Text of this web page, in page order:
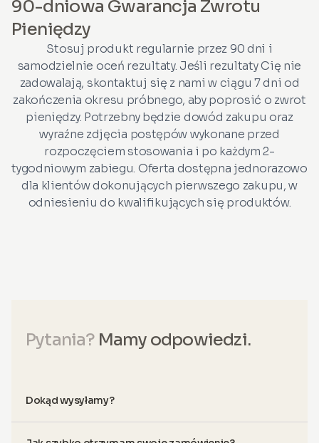
90-dniowa Gwarancja Zwrotu
Pieniędzy
Stosuj produkt regularnie przez 90 dni i
samodzielnie oceń rezultaty. Jeśli rezultaty Cię nie
zadowalają, skontaktuj się z nami w ciągu 7 dni od
zakończenia okresu próbnego, aby poprosić o zwrot
pieniędzy. Potrzebny będzie dowód zakupu oraz
wyraźne zdjęcia postępów wykonane przed
rozpoczęciem stosowania i po każdym 2-
tygodniowym zabiegu. Oferta dostępna jednorazowo
dla klientów dokonujących pierwszego zakupu, w
odniesieniu do kwalifikujących się produktów.
Pytania? Mamy odpowiedzi.
Dokąd wysyłamy?